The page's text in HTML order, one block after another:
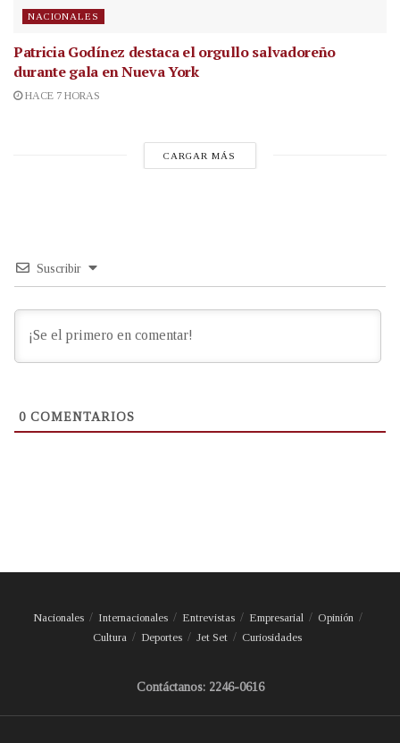
NACIONALES
Patricia Godínez destaca el orgullo salvadoreño
durante gala en Nueva York
HACE 7 HORAS
CARGAR MÁS
Suscribir
0 COMENTARIOS
Nacionales Internacionales Entrevistas Empresarial
Opinión
Cultura
Deportes Jet Set Curiosidades
Contáctanos: 2246-0616